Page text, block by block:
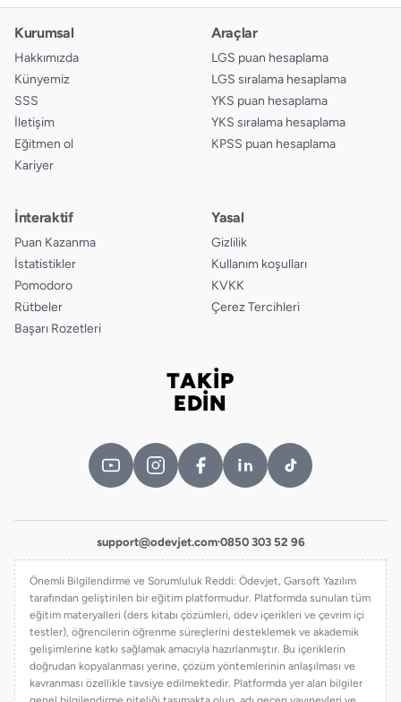
Kurumsal
Hakkımızda
Künyemiz
SSS
İletişim
Eğitmen ol
Kariyer
Araçlar
LGS puan hesaplama
LGS sıralama hesaplama
YKS puan hesaplama
YKS sıralama hesaplama
KPSS puan hesaplama
İnteraktif
Puan Kazanma
İstatistikler
Pomodoro
Rütbeler
Başarı Rozetleri
Yasal
Gizlilik
Kullanım koşulları
KVKK
Çerez Tercihleri
TAKİP
EDİN
support@odevjet.com·0850 303 52 96
Önemli Bilgilendirme ve Sorumluluk Reddi: Ödevjet, Garsoft Yazılım
tarafından geliştirilen bir eğitim platformudur. Platformda sunulan tüm
eğitim materyalleri (ders kitabı çözümleri, ödev içerikleri ve çevrim içi
testler), öğrencilerin öğrenme süreçlerini desteklemek ve akademik
gelişimlerine katkı sağlamak amacıyla hazırlanmıştır. Bu içeriklerin
doğrudan kopyalanması yerine, çözüm yöntemlerinin anlaşılması ve
kavranması özellikle tavsiye edilmektedir. Platformda yer alan bilgiler